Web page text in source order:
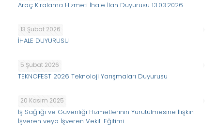
Araç Kiralama Hizmeti İhale İlan Duyurusu 13.03.2026
13 Şubat 2026
İHALE DUYURUSU
5 Şubat 2026
TEKNOFEST 2026 Teknoloji Yarışmaları Duyurusu
20 Kasım 2025
İş Sağlığı ve Güvenliği Hizmetlerinin Yürütülmesine İlişkin
İşveren veya İşveren Vekili Eğitimi